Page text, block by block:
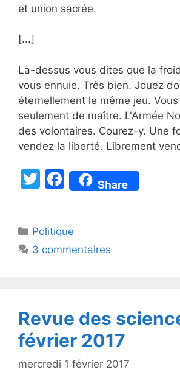
et union sacrée.
[...]
Là-dessus vous dites que la
vous ennuie. Très bien. Jouez
éternellement le même jeu.
seulement de maître. L'Armée
des volontaires. Courez-y. Une
vendez la liberté. Librement
T
er
F
a
e
b
k
Share
Catégories
Politique
3 commentaires
Revue des
février 2017
mercredi 1 février 2017